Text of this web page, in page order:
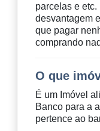
parcelas e
desvantagem
que pagar
comprando
O que
É um Imóvel
Banco para a
pertence ao